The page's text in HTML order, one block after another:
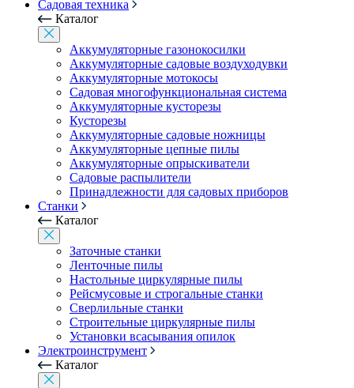
Садовая техника
Каталог
Аккумуляторные газонокосилки
Аккумуляторные садовые воздуходувки
Аккумуляторные мотокосы
Садовая многофункциональная система
Аккумуляторные кусторезы
Кусторезы
Аккумуляторные садовые ножницы
Аккумуляторные цепные пилы
Аккумуляторные опрыскиватели
Садовые распылители
Принадлежности для садовых приборов
Станки
Каталог
Заточные станки
Ленточные пилы
Настольные циркулярные пилы
Рейсмусовые и строгальные станки
Сверлильные станки
Строительные циркулярные пилы
Установки всасывания опилок
Электроинструмент
Каталог